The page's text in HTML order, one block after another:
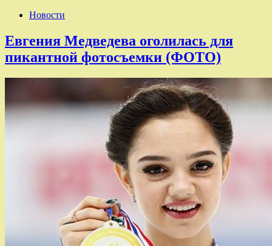
Новости
Евгения Медведева оголилась для
пикантной фотосъемки (ФОТО)